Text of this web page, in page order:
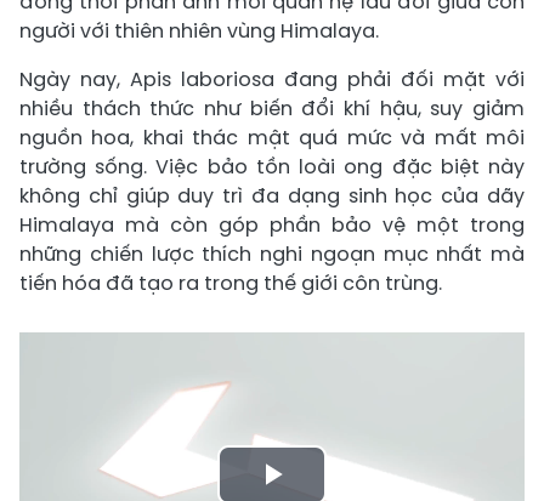
người với thiên nhiên vùng Himalaya.
Ngày nay, Apis laboriosa đang phải đối mặt với
nhiều thách thức như biến đổi khí hậu, suy giảm
nguồn hoa, khai thác mật quá mức và mất môi
trường sống. Việc bảo tồn loài ong đặc biệt này
không chỉ giúp duy trì đa dạng sinh học của dãy
Himalaya mà còn góp phần bảo vệ một trong
những chiến lược thích nghi ngoạn mục nhất mà
tiến hóa đã tạo ra trong thế giới côn trùng.